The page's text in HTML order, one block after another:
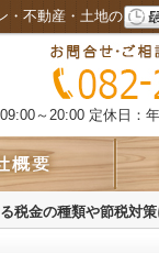
不動産・土地のこと
～20:00 定休日：
税金の種類や節税対